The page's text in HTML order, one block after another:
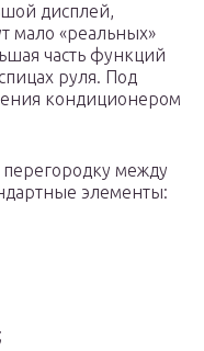
дисплей,
мало «реальных»
часть функций
руля. Под
кондиционером
перегородку между
элементы: